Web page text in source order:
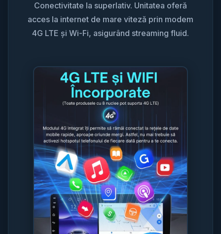
Conectivitate la superlativ. Unitatea oferă
acces la internet de mare viteză prin modem
4G LTE și Wi-Fi, asigurând streaming fluid.